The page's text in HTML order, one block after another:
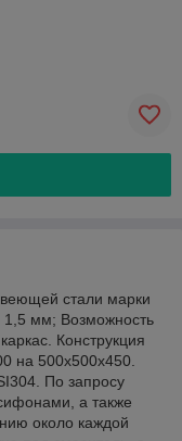
стали марки
1,5 мм; Возможность
Конструкция
на 500х500х450.
По запросу
а также
около каждой